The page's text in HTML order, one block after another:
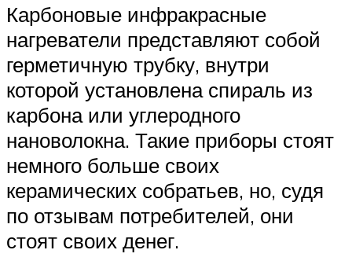
Карбоновые инфракрасные
нагреватели представляют собой
герметичную трубку, внутри
которой установлена спираль из
карбона или углеродного
нановолокна. Такие приборы стоят
немного больше своих
керамических собратьев, но, судя
по отзывам потребителей, они
стоят своих денег.